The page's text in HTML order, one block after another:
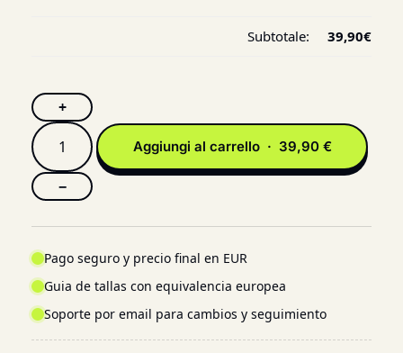
Subtotale: 39,90€
+
−
Aggiungi al carrello · 39,90 €
Pago seguro y precio final en EUR
Guia de tallas con equivalencia europea
Soporte por email para cambios y seguimiento